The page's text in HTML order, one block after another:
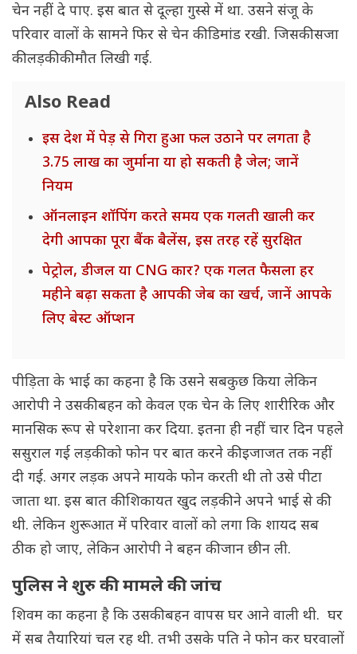
चेन नहीं दे पाए. इस बात से दूल्हा गुस्से में था. उसने संजू के
परिवार वालों के सामने फिर से चेन की डिमांड रखी. जिसकी सजा
की लड़की की मौत लिखी गई.
Also Read
इस देश में पेड़ से गिरा हुआ फल उठाने पर लगता है
3.75 लाख का जुर्माना या हो सकती है जेल; जानें
नियम
ऑनलाइन शॉपिंग करते समय एक गलती खाली कर
देगी आपका पूरा बैंक बैलेंस, इस तरह रहें सुरक्षित
पेट्रोल, डीजल या CNG कार? एक गलत फैसला हर
महीने बढ़ा सकता है आपकी जेब का खर्च, जानें आपके
लिए बेस्ट ऑप्शन
पीड़िता के भाई का कहना है कि उसने सबकुछ किया लेकिन
आरोपी ने उसकी बहन को केवल एक चेन के लिए शारीरिक और
मानसिक रूप से परेशाना कर दिया. इतना ही नहीं चार दिन पहले
ससुराल गई लड़की को फोन पर बात करने की इजाजत तक नहीं
दी गई. अगर लड़क अपने मायके फोन करती थी तो उसे पीटा
जाता था. इस बात की शिकायत खुद लड़की ने अपने भाई से की
थी. लेकिन शुरूआत में परिवार वालों को लगा कि शायद सब
ठीक हो जाए, लेकिन आरोपी ने बहन की जान छीन ली.
पुलिस ने शुरु की मामले की जांच
शिवम का कहना है कि उसकी बहन वापस घर आने वाली थी. घर
में सब तैयारियां चल रह थी. तभी उसके पति ने फोन कर घरवालों